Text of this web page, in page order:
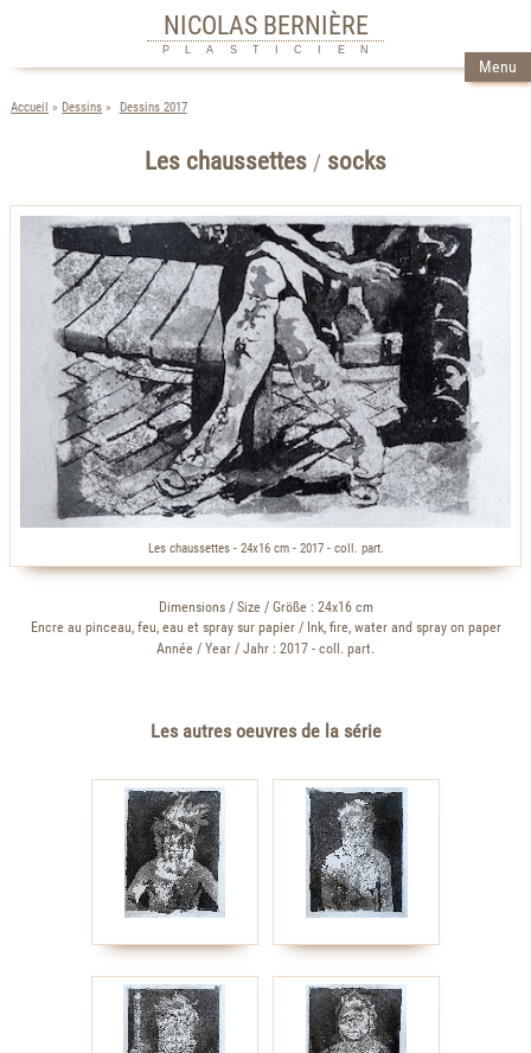
NICOLAS BERNIÈRE
PLASTICIEN
Menu
Accueil Dessins Dessins 2017
Les chaussettes / socks
Les chaussettes - 24x16 cm - 2017 - coll. part.
Dimensions / Size / Größe : 24x16 cm
Encre au pinceau, feu, eau et spray sur papier / Ink, fire, water and spray on paper
Année / Year / Jahr : 2017 - coll. part.
Les autres oeuvres de la série